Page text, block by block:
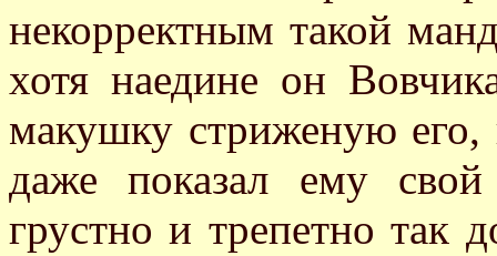
некорректным такой
хотя наедине он
макушку стриженую его,
даже показал ему
грустно и трепетно так